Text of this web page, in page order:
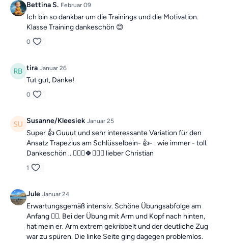
Bettina S. Februar 09
Ich bin so dankbar um die Trainings und die Motivation.
Klasse Training dankeschön 😊
0
tira Januar 26
Tut gut, Danke!
0
Susanne/Kleesiek Januar 25
Super 👍 Guuut und sehr interessante Variation für den
Ansatz Trapezius am Schlüsselbein- 👍- . wie immer - toll.
Dankeschön .. 🙋🏼‍♀️🍀🙋🏼‍♀️ lieber Christian
1
Jule Januar 24
Erwartungsgemäß intensiv. Schöne Übungsabfolge am
Anfang 👍🏼. Bei der Übung mit Arm und Kopf nach hinten,
hat mein er. Arm extrem gekribbelt und der deutliche Zug
war zu spüren. Die linke Seite ging dagegen problemlos.